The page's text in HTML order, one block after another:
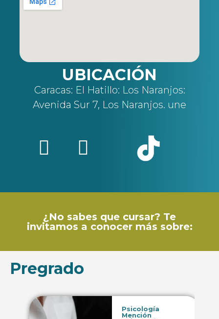
UBICACIÓN
Caracas: El Hatillo: Los Naranjos:
Avenida Sur 7, Los Naranjos. une
¿No sabes que cursar? Te
invitamos a conocer más sobre:
Pregrado
Psicología
Mención